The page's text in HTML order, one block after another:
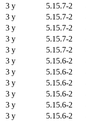
3 y
5.15.7-2
3 y
5.15.7-2
3 y
5.15.7-2
3 y
5.15.7-2
3 y
5.15.7-2
3 y
5.15.6-2
3 y
5.15.6-2
3 y
5.15.6-2
3 y
5.15.6-2
3 y
5.15.6-2
3 y
5.15.6-2